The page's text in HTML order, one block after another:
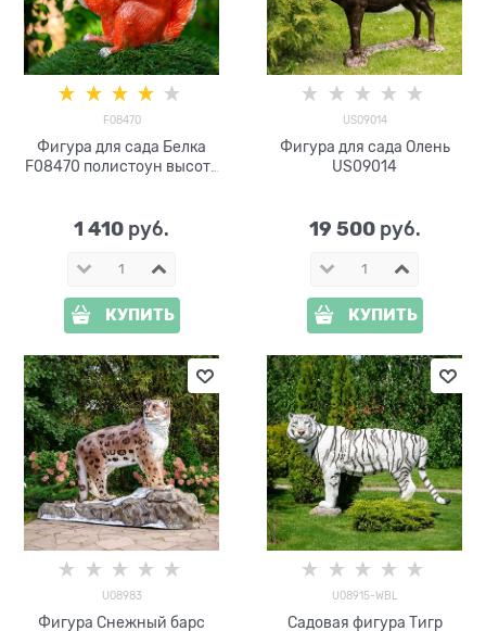
F08470
Фигура для сада Белка
F08470 полистоун высота
1 410 руб.
КУПИТЬ
US09014
Фигура для сада Олень
US09014
19 500 руб.
КУПИТЬ
U08983
Фигура Снежный барс
U08915-WBL
Садовая фигура Тигр